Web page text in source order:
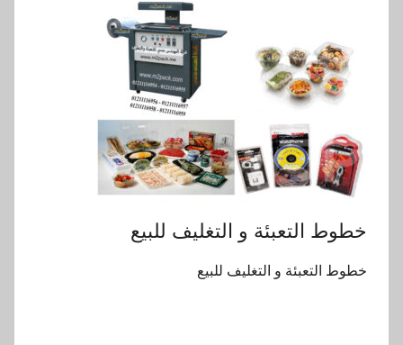
خطوط التعبئة و التغليف للبيع
خطوط التعبئة و التغليف للبيع